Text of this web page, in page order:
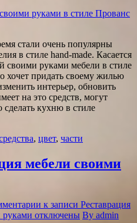
руками в стиле Прованс
стали очень популярны
в стиле hand-made. Касается
своими руками мебели в стиле
хочет придать своему жилью
интерьер, обновить
на это средств, могут
сделать кухню в стиле
, цвет, части
мебели своими
к записи Реставрация
руками отключены By admin